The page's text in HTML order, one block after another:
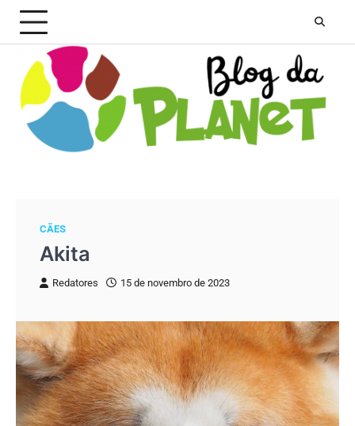
Skip
content
CÃES
Akita
Redatores 15 de novembro de 2023